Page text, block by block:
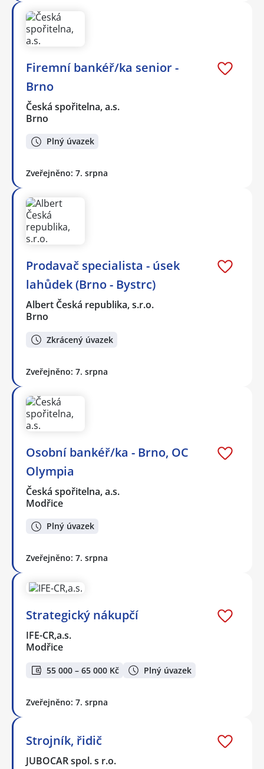
Firemní bankéř/ka senior -
Brno
Česká spořitelna, a.s.
Brno
Plný úvazek
Zveřejněno: 7. srpna
Prodavač specialista - úsek
lahůdek (Brno - Bystrc)
Albert Česká republika, s.r.o.
Brno
Zkrácený úvazek
Zveřejněno: 7. srpna
Osobní bankéř/ka - Brno, OC
Olympia
Česká spořitelna, a.s.
Modřice
Plný úvazek
Zveřejněno: 7. srpna
Strategický nákupčí
IFE-CR,a.s.
Modřice
55 000 – 65 000 Kč Plný úvazek
Zveřejněno: 7. srpna
Strojník, řidič
JUBOCAR spol. s r.o.